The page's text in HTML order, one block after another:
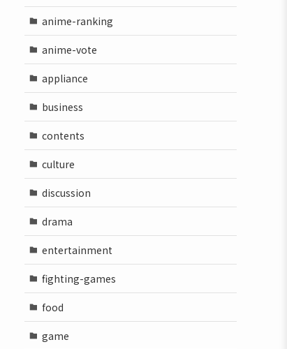
anime-ranking
anime-vote
appliance
business
contents
culture
discussion
drama
entertainment
fighting-games
food
game